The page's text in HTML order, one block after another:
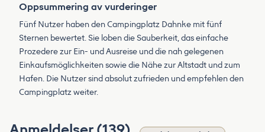
Oppsummering av vurderinger
Fünf Nutzer haben den Campingplatz Dahnke mit fünf
Sternen bewertet. Sie loben die Sauberkeit, das einfache
Prozedere zur Ein- und Ausreise und die nah gelegenen
Einkaufsmöglichkeiten sowie die Nähe zur Altstadt und zum
Hafen. Die Nutzer sind absolut zufrieden und empfehlen den
Campingplatz weiter.